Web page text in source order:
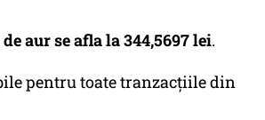
aur se afla la 344,5697 lei.
pentru toate tranzacțiile din